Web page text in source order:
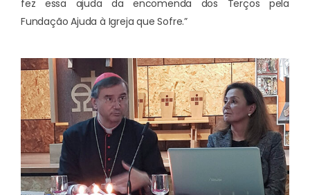
fez essa ajuda da encomenda dos Terços pela
Fundação Ajuda à Igreja que Sofre.”